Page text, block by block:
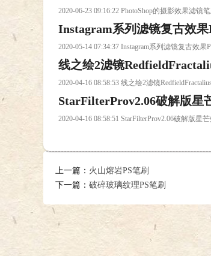
2020-06-23 09:16:22 PhotoShop的摄影效果滤镜
Instagram系列滤镜复古效果
2020-05-14 07:34:37 Instagram系列滤镜复古效
线之绘2滤镜
2020-04-16 08:58:53 线之绘2滤镜
StarFilterProv2.06破解版星
2020-04-16 08:58:51 StarFilterProv2.06破解版
上一篇： 火山熔岩PS笔刷
下一篇： 破碎玻璃纹理PS笔刷